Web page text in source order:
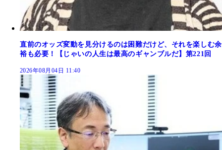
直前のオッズ変動を見分けるのは困難だけど、それを楽しむ余
裕も必要！【じゃいの人生は最高のギャンブルだ】第221回
2026年08月04日 11:40